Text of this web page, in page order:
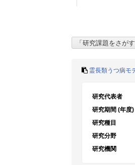
霊長類うつ病モ
研究代表者
研究期間 (年度)
研究種目
研究分野
研究機関